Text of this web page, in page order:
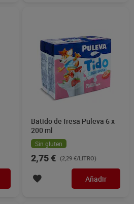
Batido de fresa Puleva 6 x
200 ml
Sin gluten
2,75 € (2,29 €/LITRO)
Añadir